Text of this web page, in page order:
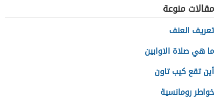
مقالات منوعة
تعريف العنف
ما هي صلاة الاوابين
أين تقع كيب تاون
خواطر رومانسية